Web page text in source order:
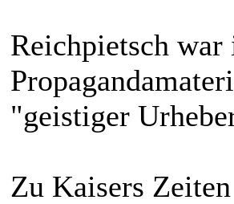
Reichpietsch
"geistiger
Zu Kaisers